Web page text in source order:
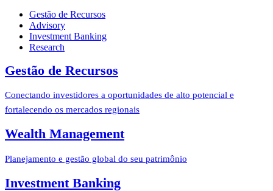
Gestão de Recursos
Advisory
Investment Banking
Research
Gestão de Recursos
Conectando investidores a oportunidades de alto potencial e
fortalecendo os mercados regionais
Wealth Management
Planejamento e gestão global do seu patrimônio
Investment Banking